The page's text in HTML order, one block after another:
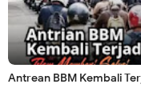
Antrean BBM Kembali